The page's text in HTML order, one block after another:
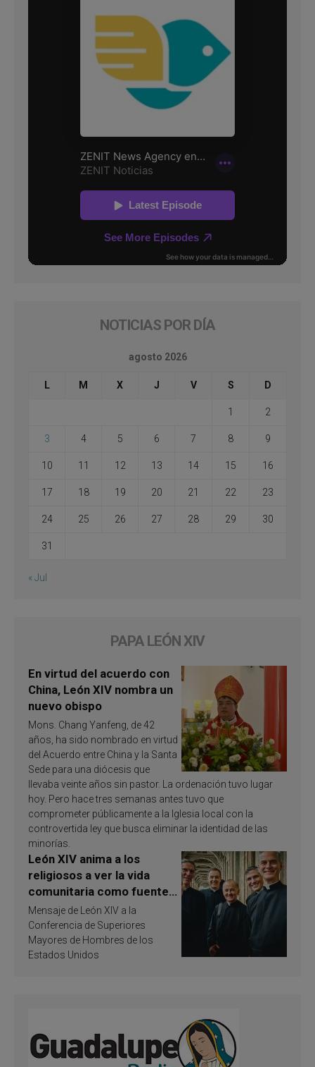
NOTICIAS POR DÍA
agosto 2026
L M X J V S D
1 2
3 4 5 6 7 8 9
10 11 12 13 14 15 16
17 18 19 20 21 22 23
24 25 26 27 28 29 30
31
« Jul
PAPA LEÓN XIV
En virtud del acuerdo con
China, León XIV nombra un
nuevo obispo
Mons. Chang Yanfeng, de 42
años, ha sido nombrado en virtud
del Acuerdo entre China y la Santa
Sede para una diócesis que
llevaba veinte años sin pastor. La ordenación tuvo lugar
hoy. Pero hace tres semanas antes tuvo que
comprometer públicamente a la Iglesia local con la
controvertida ley que busca eliminar la identidad de las
minorías.
León XIV anima a los
religiosos a ver la vida
comunitaria como fuente
de inspiración y
santificación
Mensaje de León XIV a la
Conferencia de Superiores
Mayores de Hombres de los
Estados Unidos